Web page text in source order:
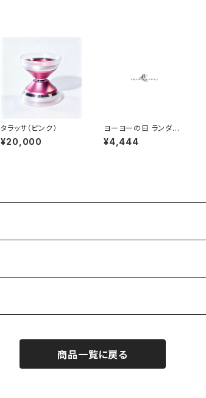
タラッサ（ピンク）
¥20,000
ヨーヨーの日 ランダム
ボックス
¥4,444
商品一覧に戻る